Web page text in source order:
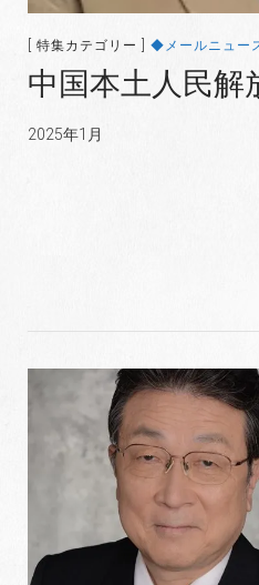
[ 特集カテゴリー ] ◆メールニュー
中国本土人民解
2025年1月